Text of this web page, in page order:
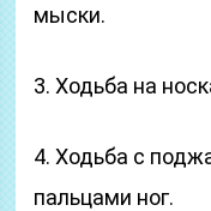
мыски.
3. Ходьба на
4. Ходьба с
пальцами ног.